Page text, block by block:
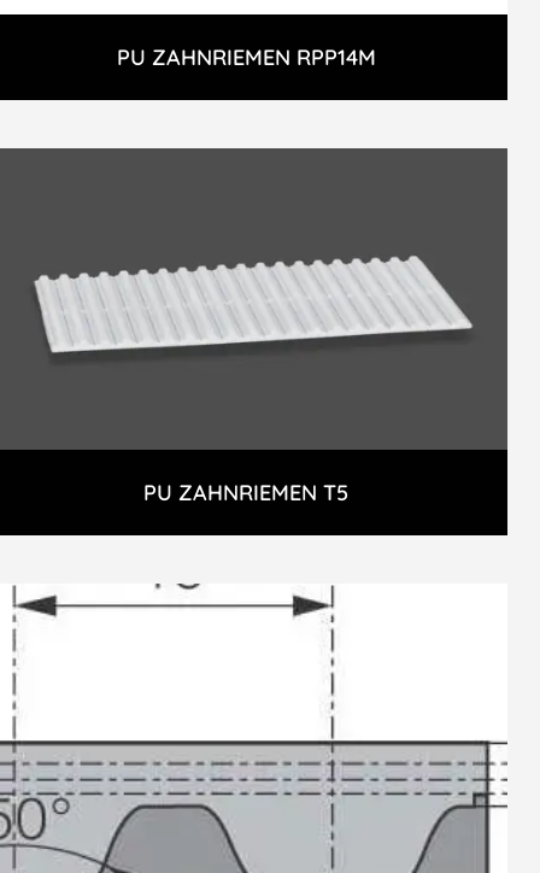
PU ZAHNRIEMEN RPP14M
PU ZAHNRIEMEN T5